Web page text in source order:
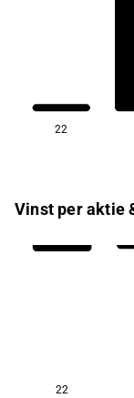
22
Vinst per aktie
22